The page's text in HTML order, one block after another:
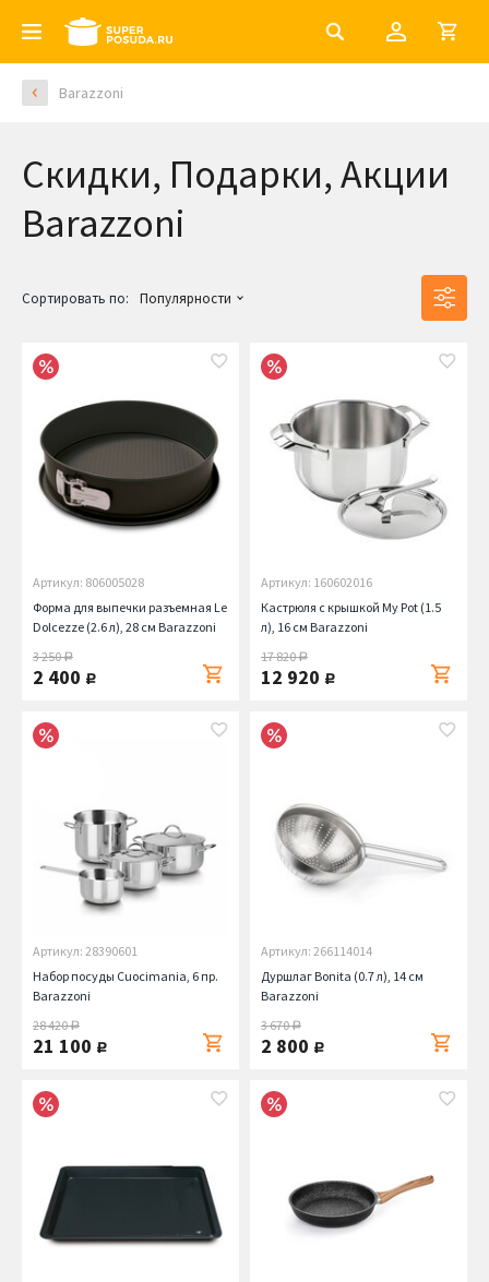
Barazzoni
Скидки, Подарки, Акции
Barazzoni
Сортировать по: Популярности
Артикул: 806005028
Форма для выпечки разъемная Le
Dolcezze (2.6 л), 28 см Barazzoni
3 250руб.
2 400 руб.
Артикул: 160602016
Кастрюля с крышкой My Pot (1.5
л), 16 см Barazzoni
17 820руб.
12 920 руб.
Артикул: 28390601
Набор посуды Cuocimania, 6 пр.
Barazzoni
28 420руб.
21 100 руб.
Артикул: 266114014
Дуршлаг Bonita (0.7 л), 14 см
Barazzoni
3 670руб.
2 800 руб.